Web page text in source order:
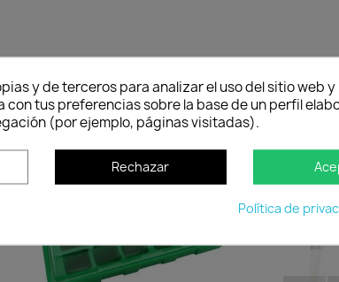
y de terceros para analizar el uso del sitio web
tus preferencias sobre la base de un perfil
(por ejemplo, páginas visitadas).
Rechazar
Política de